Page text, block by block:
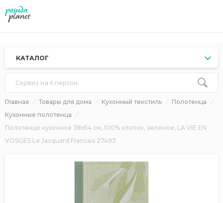
КАТАЛОГ
Сервиз на 6 персон
Главная Товары для дома Кухонный текстиль
Полотенца
Кухонные полотенца
Полотенце кухонное 38х54 см, 100% хлопок, зеленое, LA VIE EN
VOSGES Le Jacquard Francais 27493